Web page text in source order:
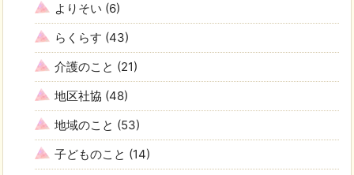
よりそい (6)
らくらす (43)
介護のこと (21)
地区社協 (48)
地域のこと (53)
子どものこと (14)